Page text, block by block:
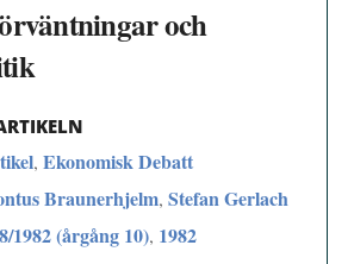
och
,Ekonomisk Debatt
Braunerhjelm,Stefan Gerlach
8/1982 (årgång 10), 1982